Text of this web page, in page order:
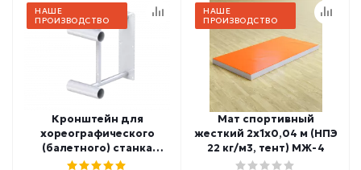
НАШЕ
ПРОИЗВОДСТВО
Кронштейн для
хореографического
(балетного) станка
настенный двухрядный
НАШЕ
ПРОИЗВОДСТВО
Мат спортивный
жесткий 2х1х0,04 м (НПЭ
22 кг/м3, тент) МЖ-4